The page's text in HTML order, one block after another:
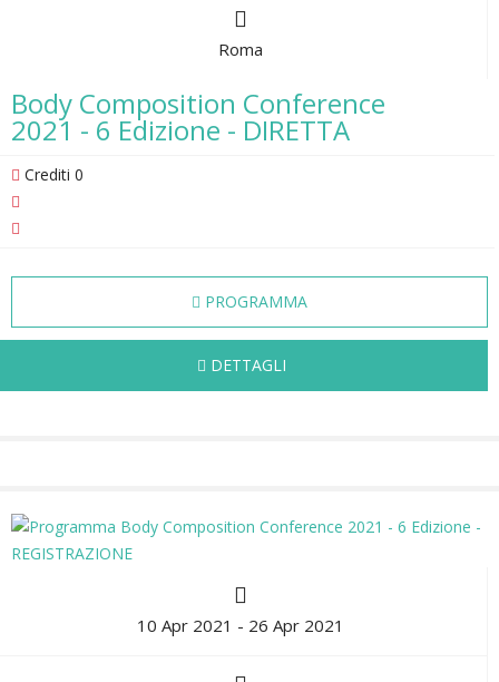
Roma
Body Composition Conference
2021 - 6 Edizione - DIRETTA
Crediti 0
PROGRAMMA
DETTAGLI
10 Apr 2021 - 26 Apr 2021